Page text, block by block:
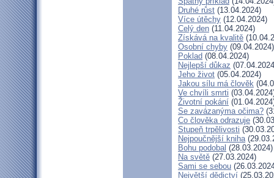
Druhé růst (13.04.2024)
Více útěchy (12.04.2024)
Celý den (11.04.2024)
Získává na kvalitě
Osobní chyby (09.04.2024)
Poklad (08.04.2024)
Nejlepší důkaz
Jeho život (05.04.2024)
Jakou sílu má člověk
Ve chvíli smrti
Životní pokání
Se zavázanýma očima?
Co člověka odrazuje
Stupeň trpělivosti
Nejpoučnější kniha
Bohu podobal (28.03.2024)
Na světě (27.03.2024)
Sami se sebou
Největší dědictví